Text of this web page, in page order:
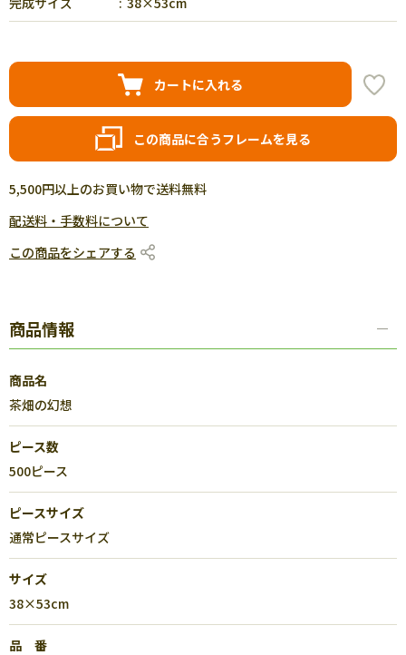
カートに入れる
この商品に合うフレームを見る
5,500円以上のお買い物で送料無料
配送料・手数料について
この商品をシェアする
商品情報
商品名
茶畑の幻想
ピース数
500ピース
ピースサイズ
通常ピースサイズ
サイズ
38×53cm
品 番